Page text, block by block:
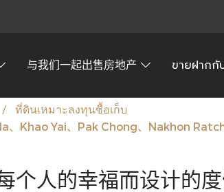
与我们一起出售房地产 ขายฝากกั
ที่ดินเหมาะลงทุนซื้อเก็บ
、Khao Yai、Pak Chong、Nakhon
个人的幸福而设计的